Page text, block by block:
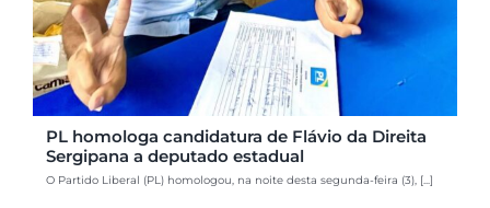
PL homologa candidatura de Flávio da Direita
Sergipana a deputado estadual
O Partido Liberal (PL) homologou, na noite desta segunda-feira (3), [...]